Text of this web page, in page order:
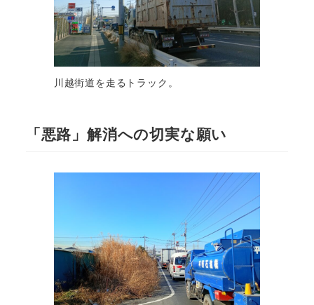
川越街道を走るトラック。
「悪路」解消への切実な願い